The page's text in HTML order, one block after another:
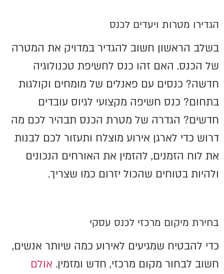
הגדירו מטרות ויעדים לכנס
בשלב הראשון חשוב להגדיר במדויק את המטרה
של הכנס. האם זהו כנס לחשיפת טכנולוגיה
חדשה? כנסים עם פאנלים של מומחים וקולגות
בתחום? כנס חשיפה מקצועי לגיוס עובדים
חדשים? הגדרה של מטרת הכנס תבהיר לכם מה
דרוש כדי לארגן אירוע מוצלח ותעזור לכם לבנות
את לוח הזמנים, להזמין את האורחים הנכונים
ולהיות בטוחים שהכול יזרום כמו שצריך.
בחירת מיקום מרכזי לכנס עסקי
כדי להבטיח שמגיעים לאירוע כמה שיותר אנשים,
חשוב לבחור מקום מרכזי, חדש ומזמין. אולם